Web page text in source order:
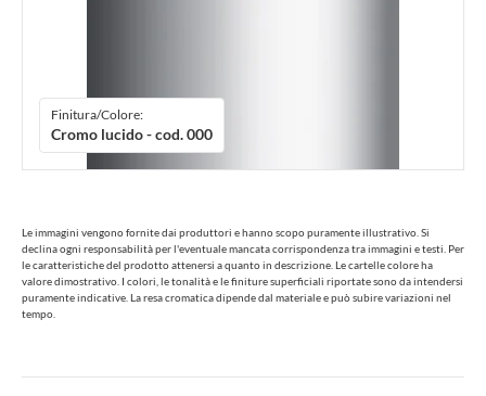
Finitura/Colore:
Cromo lucido - cod. 000
Le immagini vengono fornite dai produttori e hanno scopo puramente illustrativo. Si
declina ogni responsabilità per l'eventuale mancata corrispondenza tra immagini e testi. Per
le caratteristiche del prodotto attenersi a quanto in descrizione. Le cartelle colore ha
valore dimostrativo. I colori, le tonalità e le finiture superficiali riportate sono da intendersi
puramente indicative. La resa cromatica dipende dal materiale e può subire variazioni nel
tempo.